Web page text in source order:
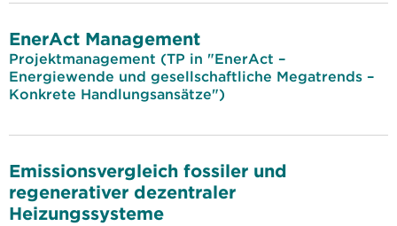
EnerAct Management
Projektmanagement (TP in "EnerAct –
Energiewende und gesellschaftliche Megatrends –
Konkrete Handlungsansätze")
Emissionsvergleich fossiler und
regenerativer dezentraler
Heizungssysteme